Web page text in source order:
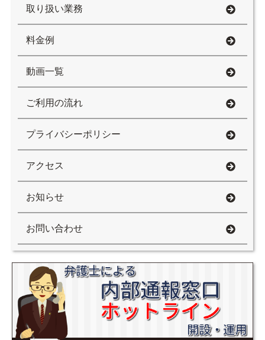
取り扱い業務
料金例
動画一覧
ご利用の流れ
プライバシーポリシー
アクセス
お知らせ
お問い合わせ